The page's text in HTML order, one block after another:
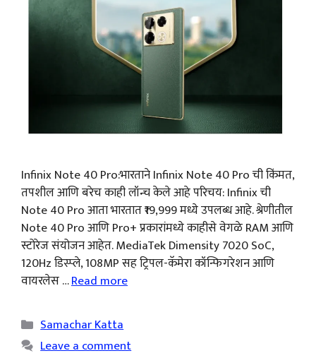
Infinix Note 40 Pro:भारताने Infinix Note 40 Pro ची किंमत,
तपशील आणि बरेच काही लॉन्च केले आहे परिचय: Infinix ची
Note 40 Pro आता भारतात ₹19,999 मध्ये उपलब्ध आहे. श्रेणीतील
Note 40 Pro आणि Pro+ प्रकारांमध्ये काहीसे वेगळे RAM आणि
स्टोरेज संयोजन आहेत. MediaTek Dimensity 7020 SoC,
120Hz डिस्प्ले, 108MP सह ट्रिपल-कॅमेरा कॉन्फिगरेशन आणि
वायरलेस …Read more
Categories
Samachar Katta
Leave a comment